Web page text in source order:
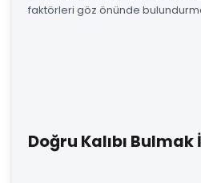
faktörleri göz önünde
Doğru Kalıbı Bulmak